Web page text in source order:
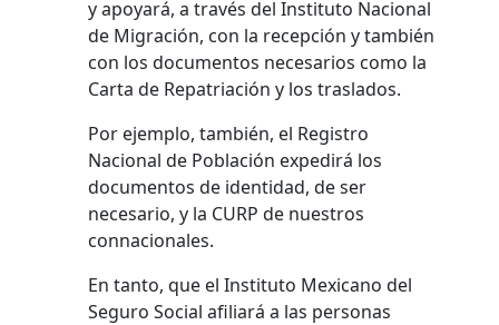
y apoyará, a través del Instituto Nacional
de Migración, con la recepción y también
con los documentos necesarios como la
Carta de Repatriación y los traslados.
Por ejemplo, también, el Registro
Nacional de Población expedirá los
documentos de identidad, de ser
necesario, y la CURP de nuestros
connacionales.
En tanto, que el Instituto Mexicano del
Seguro Social afiliará a las personas